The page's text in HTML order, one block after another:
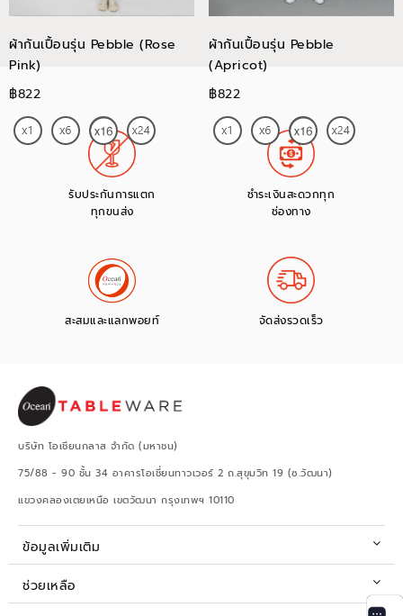
ผ้ากันเปื้อนรุ่น Pebble (Rose
Pink)
฿822
ผ้ากันเปื้อนรุ่น Pebble
(Apricot)
฿822
รับประกันการแตก
ทุกขนส่ง
ชำระเงินสะดวกทุก
ช่องทาง
สะสมและแลกพอยท์ จัดส่งรวดเร็ว
บริษัท โอเชียนกลาส จำกัด (มหาชน)
75/88 - 90 ชั้น 34 อาคารโอเชี่ยนทาวเวอร์ 2 ถ.สุขุมวิท 19 (ซ.วัฒนา)
แขวงคลองเตยเหนือ เขตวัฒนา กรุงเทพฯ 10110
ข้อมูลเพิ่มเติม
ช่วยเหลือ